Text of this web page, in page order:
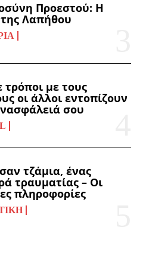
Προεστού: Η
Λαπήθου
τρόποι με τους
οι άλλοι εντοπίζουν
σου
τζάμια, ένας
τραυματίας – Οι
πληροφορίες